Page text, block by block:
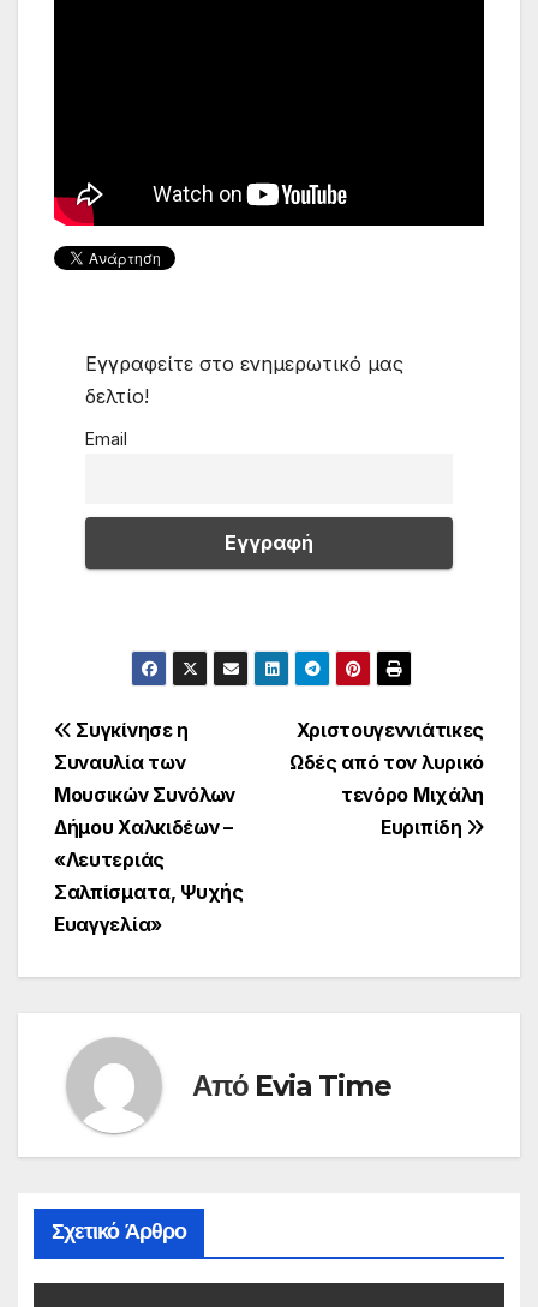
Εγγραφείτε στο ενημερωτικό μας
δελτίο!
Email
Πλοήγηση
άρθρων
Χριστουγεννιάτικες
Ωδές από τον λυρικό
τενόρο Μιχάλη
Ευριπίδη
Συγκίνησε η
Συναυλία των
Μουσικών Συνόλων
Δήμου Χαλκιδέων –
«Λευτεριάς
Σαλπίσματα, Ψυχής
Ευαγγελία»
Από Evia Time
Σχετικό Άρθρο